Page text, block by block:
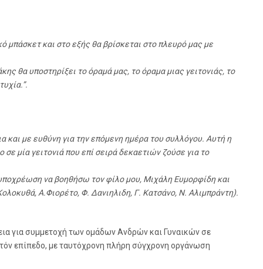
μπάσκετ και στο εξής θα βρίσκεται στο πλευρό μας με
θα υποστηρίξει το όραμά μας, το όραμα μιας γειτονιάς, το
και με ευθύνη για την επόμενη ημέρα του συλλόγου. Αυτή η
μία γειτονιά που επί σειρά δεκαετιών ζούσε για το
να βοηθήσω τον φίλο μου, Μιχάλη Ευμορφίδη και
Α.Φιορέτο, Φ. Δανιηλιδη, Γ. Κατσάνο, Ν. Αλιμπράντη).
για συμμετοχή των ομάδων Ανδρών και Γυναικών σε
επίπεδο, με ταυτόχρονη πλήρη σύγχρονη οργάνωση